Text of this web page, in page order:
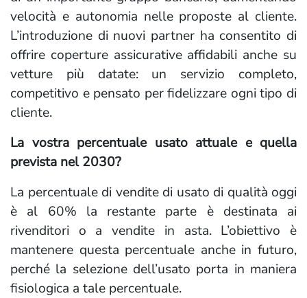
velocità e autonomia nelle proposte al cliente.
L’introduzione di nuovi partner ha consentito di
offrire coperture assicurative affidabili anche su
vetture più datate: un servizio completo,
competitivo e pensato per fidelizzare ogni tipo di
cliente.
La vostra percentuale usato attuale e quella
prevista nel 2030?
La percentuale di vendite di usato di qualità oggi
è al 60% la restante parte è destinata ai
rivenditori o a vendite in asta. L’obiettivo è
mantenere questa percentuale anche in futuro,
perché la selezione dell’usato porta in maniera
fisiologica a tale percentuale.